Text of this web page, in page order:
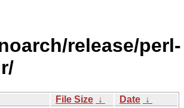
release/perl-
File Size ↓ Date ↓